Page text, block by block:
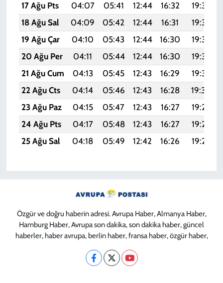
17 Ağu Pts
04:07 05:41 12:44 16:32 19:37
18 Ağu Sal
04:09 05:42 12:44 16:31 19:36
19 Ağu Çar
04:10 05:43 12:44 16:30 19:35
20 Ağu Per
04:11 05:44 12:44 16:30 19:33
21 Ağu Cum
04:13 05:45 12:43 16:29 19:32
22 Ağu Cts
04:14 05:46 12:43 16:28 19:30
23 Ağu Paz
04:15 05:47 12:43 16:27 19:29
24 Ağu Pts
04:17 05:48 12:43 16:27 19:27
25 Ağu Sal
04:18 05:49 12:42 16:26 19:26
Özgür ve doğru haberin adresi. Avrupa Haber, Almanya Haber,
Hamburg Haber, Avrupa son dakika, son dakika haber, güncel
haberler, haber avrupa, berlin haber, fransa haber, özgür haber,